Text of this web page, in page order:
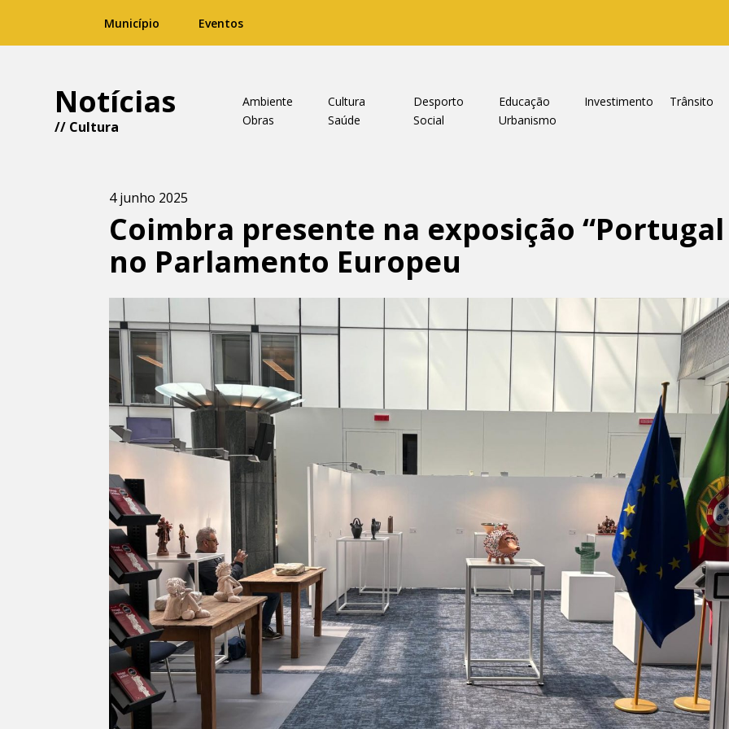
Município Eventos
Notícias
// Cultura
Ambiente Cultura Desporto Educação Investimento
Trânsito
Obras
Saúde Social Urbanismo
4 junho 2025
Coimbra presente na exposição
no Parlamento Europeu